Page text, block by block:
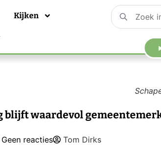
Kijken
blijft waardevol
Geen reacties Tom Dirks